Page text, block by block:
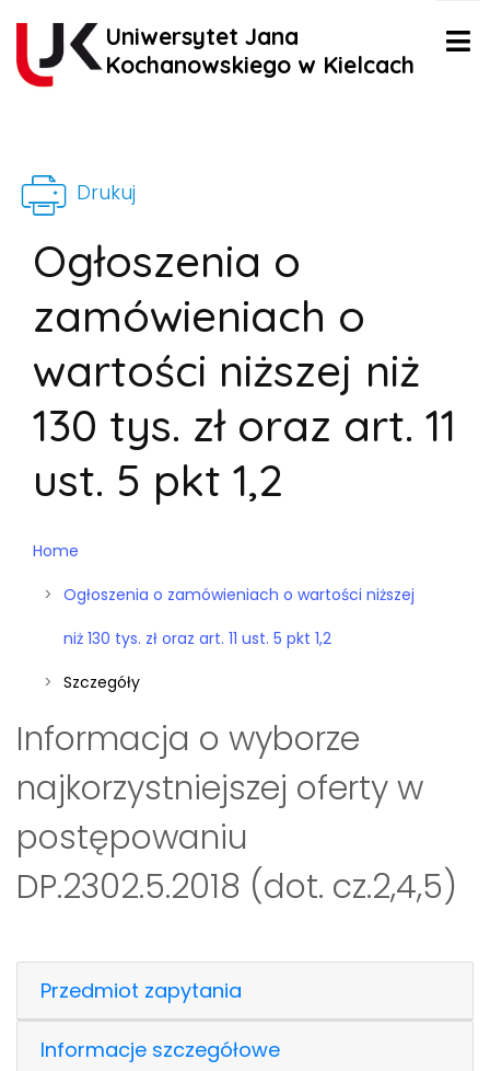
Uniwersytet Jana
Kochanowskiego w Kielcach
Drukuj
Ogłoszenia o
zamówieniach o
wartości niższej niż
130 tys. zł oraz art. 11
ust. 5 pkt 1,2
Home
Ogłoszenia o zamówieniach o wartości niższej
niż 130 tys. zł oraz art. 11 ust. 5 pkt 1,2
Szczegóły
Informacja o wyborze
najkorzystniejszej oferty w
postępowaniu
DP.2302.5.2018 (dot. cz.2,4,5)
Przedmiot zapytania
Informacje szczegółowe